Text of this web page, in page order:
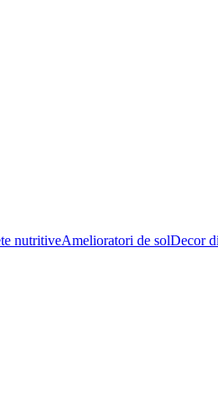
nutritiveAmelioratori de solDecor